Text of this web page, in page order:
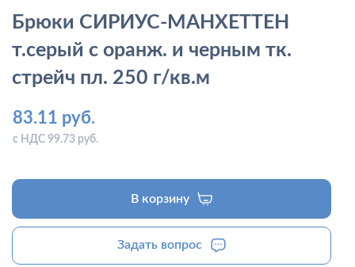
Брюки СИРИУС-МАНХЕТТЕН
т.серый с оранж. и черным тк.
стрейч пл. 250 г/кв.м
83.11 руб.
с НДС 99.73 руб.
В корзину
Задать вопрос